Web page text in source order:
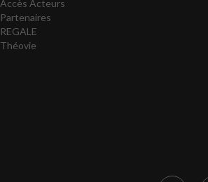
Accès Acteurs
Partenaires
REGALE
Théovie